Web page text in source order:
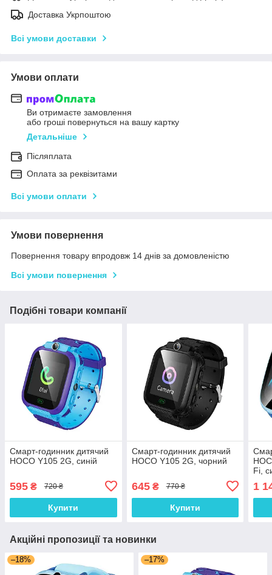
Доставка Укрпоштою
Всі умови доставки
Умови оплати
Ви отримаєте замовлення
або гроші повернуться на вашу картку
Детальніше
Післяплата
Оплата за реквізитами
Всі умови оплати
Умови повернення
Повернення товару впродовж 14 днів за домовленістю
Всі умови повернення
Подібні товари компанії
Смарт-годинник дитячий
HOCO Y105 2G, синій
595 ₴ 720 ₴
Купити
Смарт-годинник дитячий
HOCO Y105 2G, чорний
645₴ 770 ₴
Купити
Fi,
1
Акційні пропозиції та новинки
–18% –17%